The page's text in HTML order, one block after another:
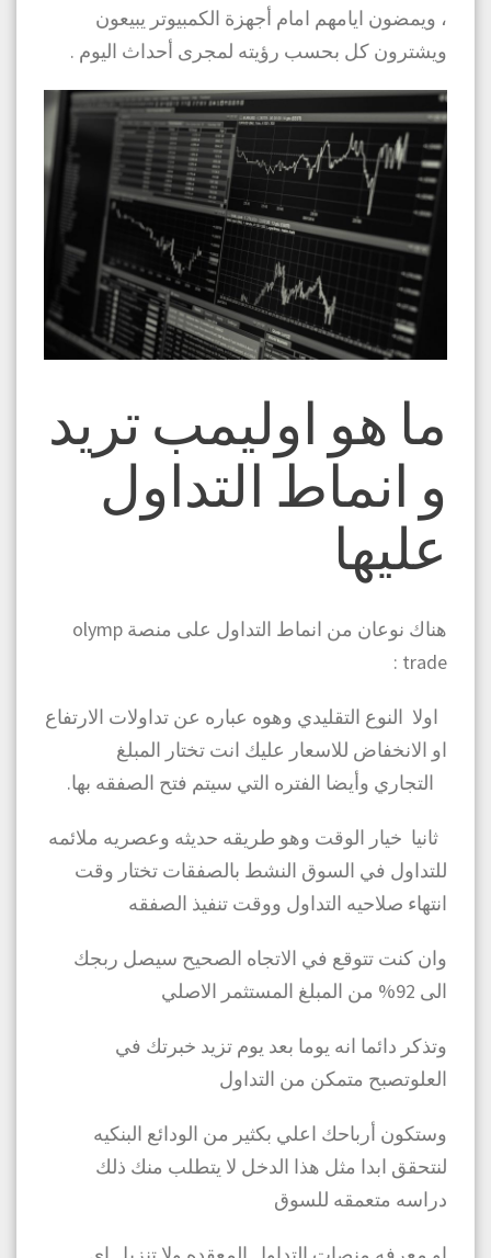
، ويمضون ايامهم امام أجهزة الكمبيوتر يبيعون
ويشترون كل بحسب رؤيته لمجرى أحداث اليوم .
ما هو اوليمب تريد
و انماط التداول
عليها
هناك نوعان من انماط التداول على منصة olymp
trade :
اولا النوع التقليدي وهوه عباره عن تداولات الارتفاع
او الانخفاض للاسعار عليك انت تختار المبلغ
التجاري وأيضا الفتره التي سيتم فتح الصفقه بها.
ثانيا خيار الوقت وهو طريقه حديثه وعصريه ملائمه
للتداول في السوق النشط بالصفقات تختار وقت
انتهاء صلاحيه التداول ووقت تنفيذ الصفقه
وان كنت تتوقع في الاتجاه الصحيح سيصل ربجك
وتذكر دائما انه يوما بعد يوم تزيد خبرتك في
العلوتصبح متمكن من التداول
وستكون أرباحك اعلي بكثير من الودائع البنكيه
لنتحقق ابدا مثل هذا الدخل لا يتطلب منك ذلك
دراسه متعمقه للسوق